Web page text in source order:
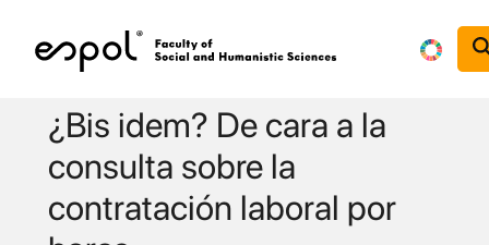
¿Bis idem? De cara a la
consulta sobre la
contratación laboral por